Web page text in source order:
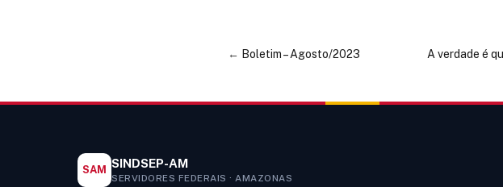
← Boletim – Agosto/2023 A verdade é
SAM SINDSEP-AM
SERVIDORES FEDERAIS · AMAZONAS